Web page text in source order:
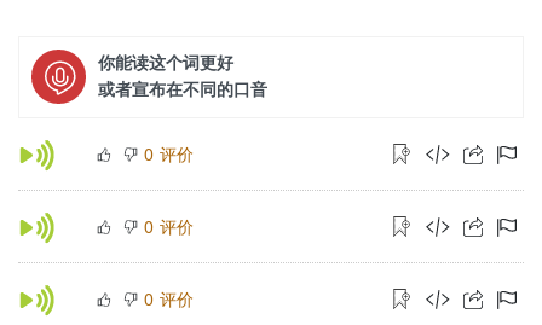
你能读这个词更好
或者宣布在不同的口音
0 评价
0 评价
0 评价